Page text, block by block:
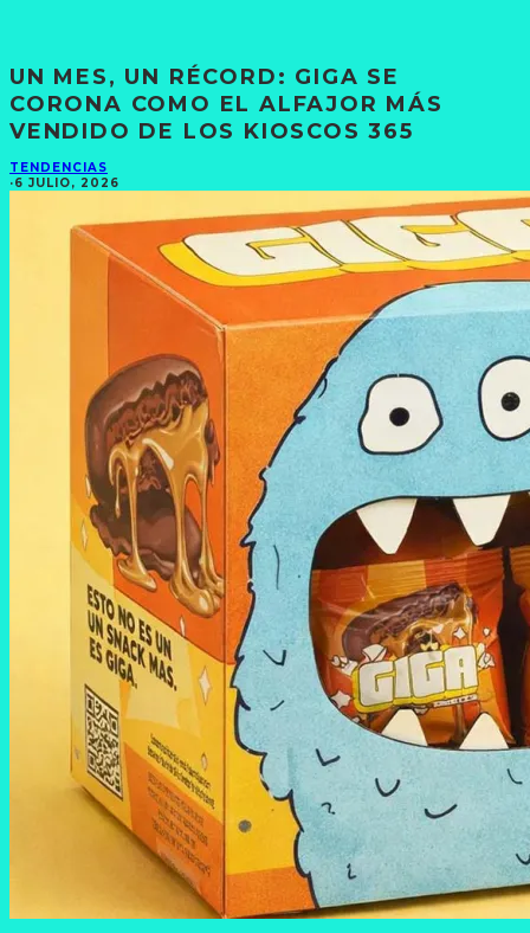
UN MES, UN RÉCORD: GIGA SE
CORONA COMO EL ALFAJOR MÁS
VENDIDO DE LOS KIOSCOS 365
TENDENCIAS
·6 JULIO, 2026